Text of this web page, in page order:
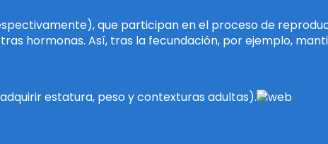
que participan en el proceso de
hormonas. Así, tras la fecundación, por ejemplo,
estatura, peso y contexturas adultas).